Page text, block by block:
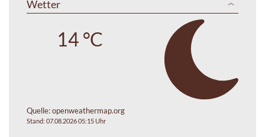
Wetter
14 °C
Quelle:openweathermap.org
Stand: 07.08.2026 05:15 Uhr